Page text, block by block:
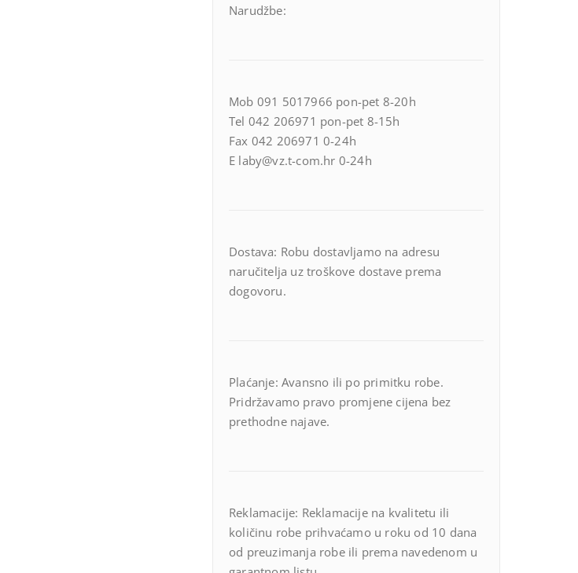
Narudžbe:
Mob 091 5017966 pon-pet 8-20h
Tel 042 206971 pon-pet 8-15h
Fax 042 206971 0-24h
E laby@vz.t-com.hr 0-24h
Dostava: Robu dostavljamo na adresu
naručitelja uz troškove dostave prema
dogovoru.
Plaćanje: Avansno ili po primitku robe.
Pridržavamo pravo promjene cijena bez
prethodne najave.
Reklamacije: Reklamacije na kvalitetu ili
količinu robe prihvaćamo u roku od 10 dana
od preuzimanja robe ili prema navedenom u